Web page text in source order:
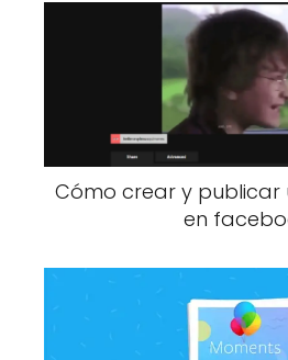
Cómo crear y publicar
en